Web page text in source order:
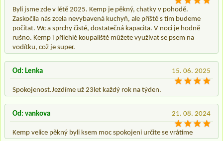
Byli jsme zde v létě 2025. Kemp je pěkný, chatky v pohodě.
Zaskočila nás zcela nevybavená kuchyň, ale příště s tím budeme
počítat. Wc a sprchy čisté, dostatečná kapacita. V noci je hodně
rušno. Kemp i přilehlé koupaliště můžete využívat se psem na
vodítku, což je super.
15. 06. 2025
Od: Lenka
Spokojenost.Jezdíme už 23let každý rok na týden.
21. 08. 2024
Od: vankova
Kemp velice pěkný byli ksem moc spokojeni určite se vrátíme